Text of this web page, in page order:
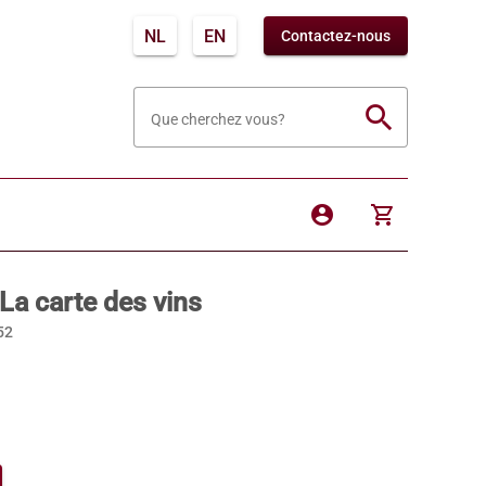
NL EN Contactez-nous
Que cherchez vous? search
account_circle shopping_cart
carte des vins